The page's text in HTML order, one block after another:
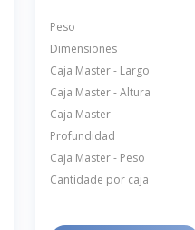
Peso
Dimensiones
Caja Master - Largo
Caja Master - Altura
Caja Master -
Profundidad
Caja Master - Peso
Cantidade por caja